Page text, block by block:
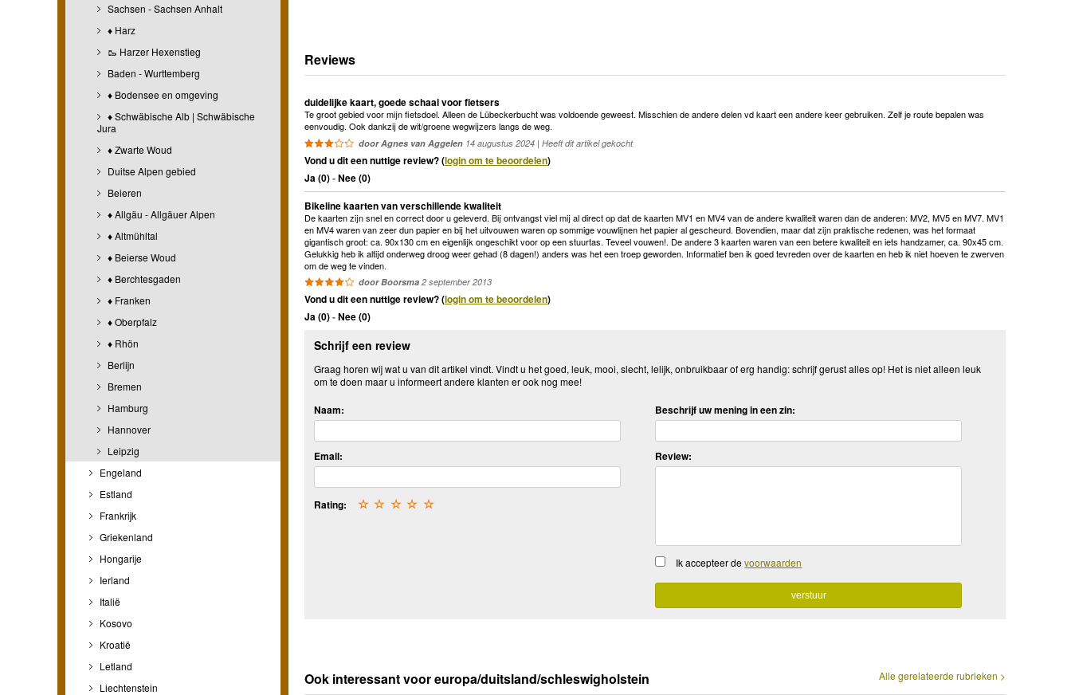
Sachsen - Sachsen Anhalt
♦ Harz
🥾 Harzer Hexenstieg
Baden - Wurttemberg
♦ Bodensee en omgeving
♦ Schwäbische Alb | Schwäbische
Jura
♦ Zwarte Woud
Duitse Alpen gebied
Beieren
♦ Allgäu - Allgäuer Alpen
♦ Altmühltal
♦ Beierse Woud
♦ Berchtesgaden
♦ Franken
♦ Oberpfalz
♦ Rhön
Berlijn
Bremen
Hamburg
Hannover
Leipzig
Engeland
Estland
Frankrijk
Griekenland
Hongarije
Ierland
Italië
Kosovo
Kroatië
Letland
Liechtenstein
Reviews
duidelijke kaart, goede schaal voor fietsers
Te groot gebied voor mijn fietsdoel. Alleen de Lübeckerbucht was voldoende geweest. Misschien de andere delen vd kaart een andere keer gebruiken. Zelf je route bepalen was
eenvoudig. Ook dankzij de wit/groene wegwijzers langs de weg.
door Agnes van Aggelen 14 augustus 2024 | Heeft dit artikel gekocht
Vond u dit een nuttige review? (login om te beoordelen)
Ja (0)-Nee (0)
Bikeline kaarten van verschillende kwaliteit
De kaarten zijn snel en correct door u geleverd. Bij ontvangst viel mij al direct op dat de kaarten MV1 en MV4 van de andere kwaliteit waren dan de anderen: MV2, MV5 en MV7. MV1
en MV4 waren van zeer dun papier en bij het uitvouwen waren op sommige vouwlijnen het papier al gescheurd. Bovendien, maar dat zijn praktische redenen, was het formaat
gigantisch groot: ca. 90x130 cm en eigenlijk ongeschikt voor op een stuurtas. Teveel vouwen!. De andere 3 kaarten waren van een betere kwaliteit en iets handzamer, ca. 90x45 cm.
Gelukkig heb ik altijd onderweg droog weer gehad (8 dagen!) anders was het een troep geworden. Informatief ben ik goed tevreden over de kaarten en heb ik niet hoeven te zwerven
om de weg te vinden.
door Boorsma 2 september 2013
Vond u dit een nuttige review? (login om te beoordelen)
Ja (0)-Nee (0)
Schrijf een review
Graag horen wij wat u van dit artikel vindt. Vindt u het goed, leuk, mooi, slecht, lelijk, onbruikbaar of erg handig: schrijf gerust alles op! Het is niet alleen leuk
om te doen maar u informeert andere klanten er ook nog mee!
Naam:
Email:
Rating: ☆
☆
☆
☆
☆
Beschrijf uw mening in een zin:
Review:
Ik accepteer devoorwaarden
Alle gerelateerde rubrieken >
Ook interessant voor europa/duitsland/schleswigholstein